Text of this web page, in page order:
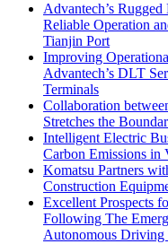
Advantech’s
Reliable Operation
Tianjin Port
Improving
Advantech’s DLT
Terminals
Collaboration
Stretches the
Intelligent Electric
Carbon Emissions in
Komatsu Partners
Construction
Excellent Prospects
Following The
Autonomous Driving